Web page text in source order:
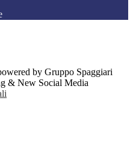
by Gruppo Spaggiari
& New Social Media